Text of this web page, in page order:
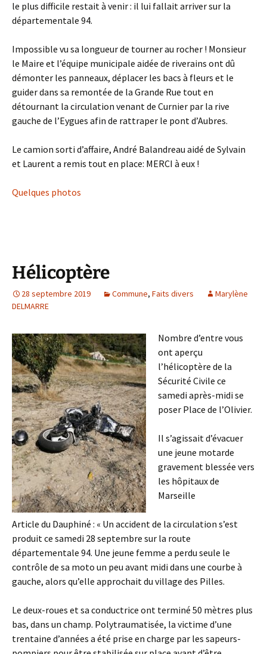
le plus difficile restait à venir : il lui fallait arriver sur la
départementale 94.
Impossible vu sa longueur de tourner au rocher ! Monsieur
le Maire et l’équipe municipale aidée de riverains ont dû
démonter les panneaux, déplacer les bacs à fleurs et le
guider dans sa remontée de la Grande Rue tout en
détournant la circulation venant de Curnier par la rive
gauche de l’Eygues afin de rattraper le pont d’Aubres.
Le camion sorti d’affaire, André Balandreau aidé de Sylvain
et Laurent a remis tout en place: MERCI à eux !
Quelques photos
Hélicoptère
28 septembre 2019 Commune, Faits divers
Marylène
DELMARRE
Nombre d’entre vous
ont aperçu
l’hélicoptère de la
Sécurité Civile ce
samedi après-midi se
poser Place de l’Olivier.
Il s’agissait d’évacuer
une jeune motarde
gravement blessée vers
les hôpitaux de
Marseille
Article du Dauphiné : « Un accident de la circulation s’est
produit ce samedi 28 septembre sur la route
départementale 94. Une jeune femme a perdu seule le
contrôle de sa moto un peu avant midi dans une courbe à
gauche, alors qu’elle approchait du village des Pilles.
Le deux-roues et sa conductrice ont terminé 50 mètres plus
bas, dans un champ. Polytraumatisée, la victime d’une
trentaine d’années a été prise en charge par les sapeurs-